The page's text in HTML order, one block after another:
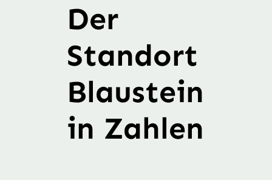
Der
Standort
Blaustein
in Zahlen